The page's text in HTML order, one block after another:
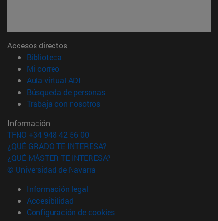
Accesos directos
Biblioteca
Mi correo(abre en nueva ventana)
Aula virtual ADI
Búsqueda de personas(abre en nueva ventana)
Trabaja con nosotros(abre en nueva ventana)
Información
TFNO +34 948 42 56 00
¿QUÉ GRADO TE INTERESA?
¿QUÉ MÁSTER TE INTERESA?
© Universidad de Navarra
Información legal
Accesibilidad
Configuración de cookies